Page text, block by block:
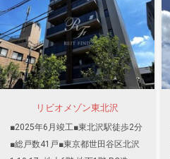
リビオメゾン東北沢
■2025年6月竣工■東北沢駅徒歩2分
■総戸数41戸■東京都世田谷区北沢